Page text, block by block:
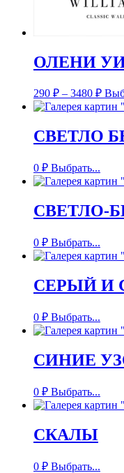
ОЛЕНИ
290 ₽ – 3480 ₽
СВЕТЛО
0 ₽ Выбрать...
СВЕТЛО-
0 ₽ Выбрать...
СЕРЫЙ И
0 ₽ Выбрать...
СИНИЕ
0 ₽ Выбрать...
СКАЛЫ
0 ₽ Выбрать...